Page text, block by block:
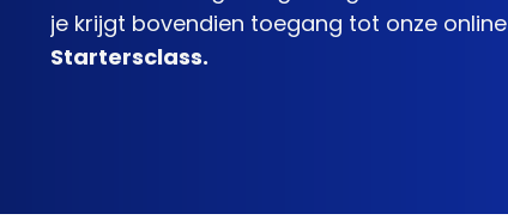
je krijgt bovendien toegang tot onze online
Startersclass.